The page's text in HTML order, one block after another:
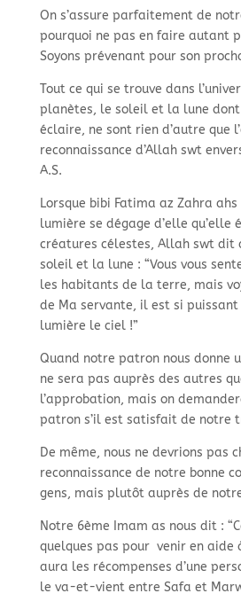
On s’assure parfaitement de
pourquoi ne pas en faire autant
Soyons prévenant pour son
Tout ce qui se trouve dans
planètes, le soleil et la lune
éclaire, ne sont rien d’autre que
reconnaissance d’Allah swt
A.S.
Lorsque bibi Fatima az Zahra
lumière se dégage d’elle qu’elle
créatures célestes, Allah swt dit
soleil et la lune : “Vous vous
les habitants de la terre, mais
de Ma servante, il est si
lumière le ciel !”
Quand notre patron nous donne
ne sera pas auprès des autres
l’approbation, mais on
patron s’il est satisfait de notre
De même, nous ne devrions pas
reconnaissance de notre bonne
gens, mais plutôt auprès de
Notre 6ème Imam as nous dit :
quelques pas pour venir en aide
aura les récompenses d’une
le va-et-vient entre Safa et